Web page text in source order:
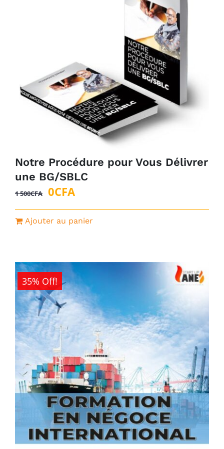
Notre Procédure pour Vous Délivrer
une BG/SBLC
1 500CFA
Le
prix
initial
500CFA.
0CFALe
prix
actuel
Ajouter au panier
35% Off!